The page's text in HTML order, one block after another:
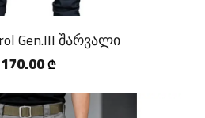
Gen.III შარვალი
170.00 ₾